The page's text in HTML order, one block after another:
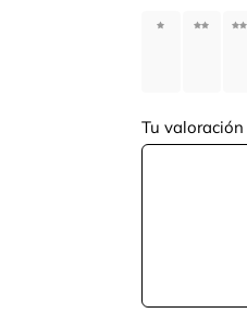
1 2 3
Tu valoración